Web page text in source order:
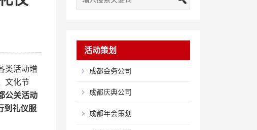
类活动增
文化节
公关活动
到礼仪服
活动策划
成都会务公司
成都庆典公司
成都年会策划